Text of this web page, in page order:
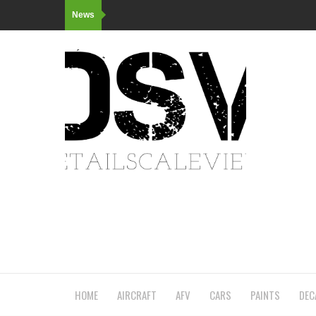
News
HOME AIRCRAFT AFV CARS PAINTS